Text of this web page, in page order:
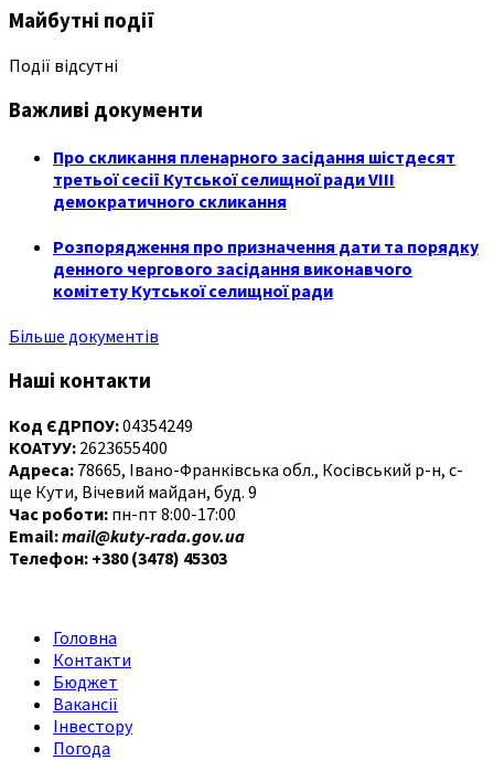
Майбутні події
Події відсутні
Важливі документи
Про скликання пленарного засідання шістдесят
третьої сесії Кутської селищної ради VIII
демократичного скликання
Розпорядження про призначення дати та порядку
денного чергового засідання виконавчого
комітету Кутської селищної ради
Більше документів
Наші контакти
Код ЄДРПОУ:04354249
КОАТУУ: 2623655400
Адреса: 78665, Івано-Франківська обл., Косівський р-н, с-
ще Кути, Вічевий майдан, буд. 9
Час роботи: пн-пт 8:00-17:00
Email:mail@kuty-rada.gov.ua
Телефон: +380 (3478) 45303
Головна
Контакти
Бюджет
Вакансії
Інвестору
Погода